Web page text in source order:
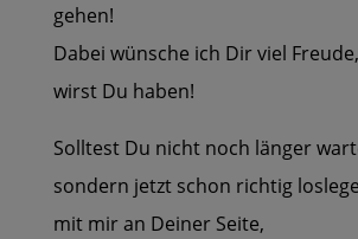
gehen!
Dabei wünsche ich Dir viel
wirst Du haben!
Solltest Du nicht noch länger
sondern jetzt schon richtig
mit mir an Deiner Seite,